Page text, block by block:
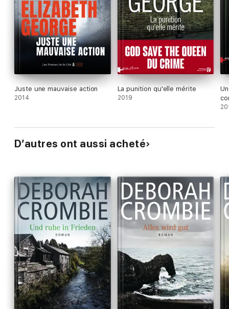
Juste une mauvaise action
2014
La punition qu'elle mérite
2019
D’autres ont aussi acheté